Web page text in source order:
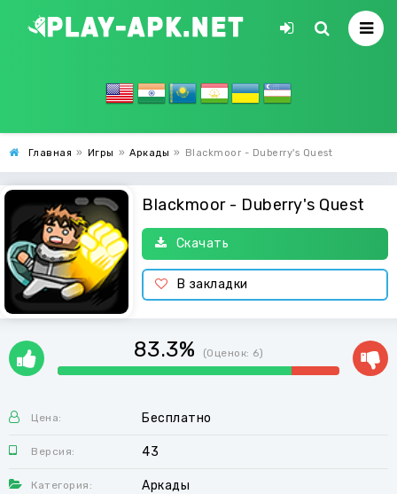
Главная » Игры » Аркады » Blackmoor - Duberry's Quest
Blackmoor - Duberry's Quest
Скачать
В закладки
83.3% (Оценок: 6)
Цена: Бесплатно
Версия: 43
Категория: Аркады